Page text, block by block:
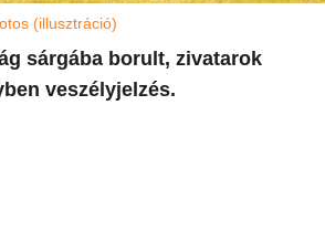
(illusztráció)
sárgába borult, zivatarok
veszélyjelzés.